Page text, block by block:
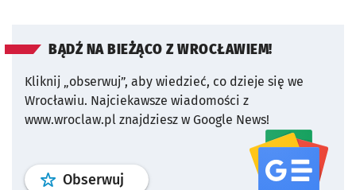
BĄDŹ NA BIEŻĄCO Z WROCŁAWIEM!
Kliknij „obserwuj”, aby wiedzieć, co dzieje się we
Wrocławiu. Najciekawsze wiadomości z
www.wroclaw.pl znajdziesz w Google News!
Obserwuj profil serwisu